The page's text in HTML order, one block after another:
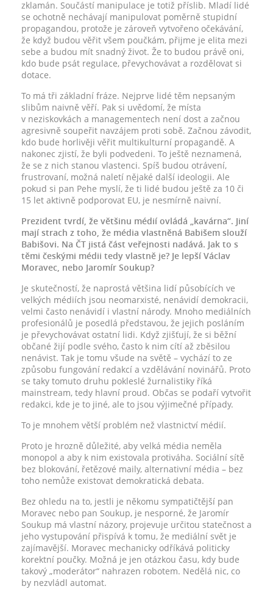
zklamán. Součástí manipulace je totiž příslib. Mladí lidé
se ochotně nechávají manipulovat poměrně stupidní
propagandou, protože je zároveň vytvořeno očekávání,
že když budou věřit všem poučkám, přijme je elita mezi
sebe a budou mít snadný život. Že to budou právě oni,
kdo bude psát regulace, převychovávat a rozdělovat si
dotace.
To má tři základní fráze. Nejprve lidé těm nepsaným
slibům naivně věří. Pak si uvědomí, že místa
v neziskovkách a managementech není dost a začnou
agresivně soupeřit navzájem proti sobě. Začnou závodit,
kdo bude horlivěji věřit multikulturní propagandě. A
nakonec zjistí, že byli podvedeni. To ještě neznamená,
že se z nich stanou vlastenci. Spíš budou otrávení,
frustrovaní, možná naletí nějaké další ideologii. Ale
pokud si pan Pehe myslí, že ti lidé budou ještě za 10 či
15 let aktivně podporovat EU, je nesmírně naivní.
Prezident tvrdí, že většinu médií ovládá „kavárna“. Jiní
mají strach z toho, že média vlastněná Babišem slouží
Babišovi. Na ČT jistá část veřejnosti nadává. Jak to s
těmi českými médii tedy vlastně je? Je lepší Václav
Moravec, nebo Jaromír Soukup?
Je skutečností, že naprostá většina lidí působících ve
velkých médiích jsou neomarxisté, nenávidí demokracii,
velmi často nenávidí i vlastní národy. Mnoho mediálních
profesionálů je posedlá představou, že jejich posláním
je převychovávat ostatní lidi. Když zjišťují, že si běžní
občané žijí podle svého, často k nim cítí až zběsilou
nenávist. Tak je tomu všude na světě – vychází to ze
způsobu fungování redakcí a vzdělávání novinářů. Proto
se taky tomuto druhu pokleslé žurnalistiky říká
mainstream, tedy hlavní proud. Občas se podaří vytvořit
redakci, kde je to jiné, ale to jsou výjimečné případy.
To je mnohem větší problém než vlastnictví médií.
Proto je hrozně důležité, aby velká média neměla
monopol a aby k nim existovala protiváha. Sociální sítě
bez blokování, řetězové maily, alternativní média – bez
toho nemůže existovat demokratická debata.
Bez ohledu na to, jestli je někomu sympatičtější pan
Moravec nebo pan Soukup, je nesporné, že Jaromír
Soukup má vlastní názory, projevuje určitou statečnost a
jeho vystupování přispívá k tomu, že mediální svět je
zajímavější. Moravec mechanicky odříkává politicky
korektní poučky. Možná je jen otázkou času, kdy bude
takový „moderátor“ nahrazen robotem. Nedělá nic, co
by nezvládl automat.